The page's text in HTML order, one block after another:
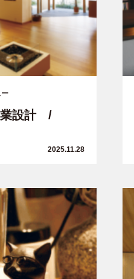
業設計 /
2025.11.28